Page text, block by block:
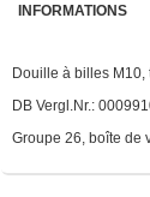
INFORMATIONS
Douille à billes M10,
DB Vergl.Nr.:
Groupe 26, boîte de